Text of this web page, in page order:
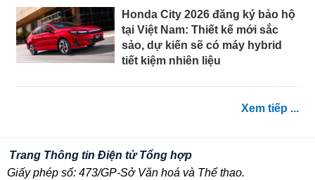
Honda City 2026 đăng ký bảo hộ
tại Việt Nam: Thiết kế mới sắc
sảo, dự kiến sẽ có máy hybrid
tiết kiệm nhiên liệu
Xem tiếp ...
Trang Thông tin Điện tử Tổng hợp
Giấy phép số: 473/GP-Sở Văn hoá và Thể thao.